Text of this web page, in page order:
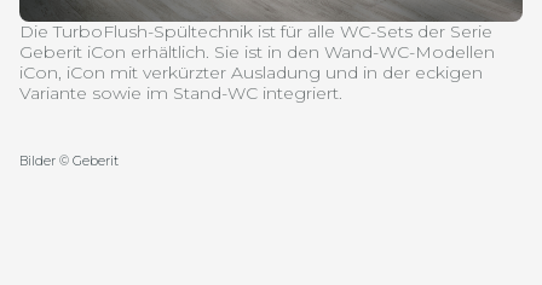
Die TurboFlush-Spültechnik ist für alle WC-Sets der Serie
Geberit iCon erhältlich. Sie ist in den Wand-WC-Modellen
iCon, iCon mit verkürzter Ausladung und in der eckigen
Variante sowie im Stand-WC integriert.
Bilder © Geberit